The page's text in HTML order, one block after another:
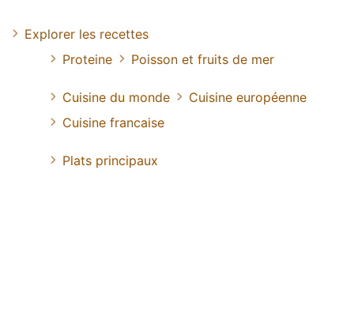
Explorer les recettes
Proteine
Poisson et fruits de mer
Cuisine du monde
Cuisine européenne
Cuisine francaise
Plats principaux